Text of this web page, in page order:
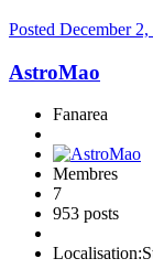
Posted December 2,
AstroMao
Fanarea
Membres
7
953 posts
Localisation: